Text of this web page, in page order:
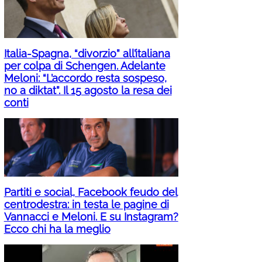
Italia-Spagna, “divorzio” all’italiana
per colpa di Schengen. Adelante
Meloni: “L’accordo resta sospeso,
no a diktat”. Il 15 agosto la resa dei
conti
Partiti e social, Facebook feudo del
centrodestra: in testa le pagine di
Vannacci e Meloni. E su Instagram?
Ecco chi ha la meglio